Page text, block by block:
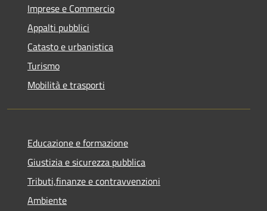
Imprese e Commercio
Appalti pubblici
Catasto e urbanistica
Turismo
Mobilità e trasporti
Educazione e formazione
Giustizia e sicurezza pubblica
Tributi,finanze e contravvenzioni
Ambiente